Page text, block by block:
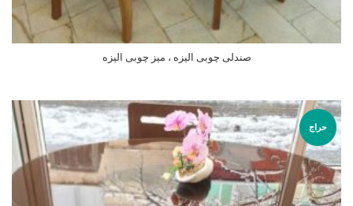
صندلی چوبی الیزه ، میز چوبی الیزه
اطلاعات بیشتر
حراج